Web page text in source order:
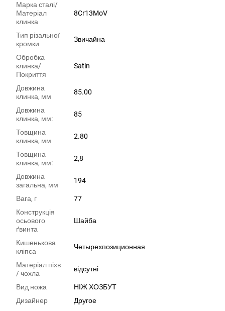
Марка сталі/
Матеріал
клинка
8Cr13MoV
Тип різальної
кромки
Звичайна
Обробка
клинка/
Покриття
Satin
Довжина
клинка, мм
85.00
Довжина
клинка, мм:
85
Товщина
клинка, мм
2.80
Товщина
клинка, мм:
2,8
Довжина
загальна, мм
194
Вага, г
77
Конструкція
осьового
ґвинта
Шайба
Кишенькова
кліпса
Четырехпозиционная
Матеріал піхв
/ чохла
відсутні
Вид ножа
НІЖ ХОЗБУТ
Дизайнер
Другое